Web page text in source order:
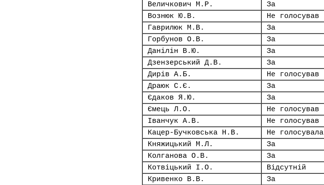
Величкович М.Р.
За
Вознюк Ю.В.
Не голосував
Гаврилюк М.В.
За
Горбунов О.В.
За
Данілін В.Ю.
За
Дзензерський Д.В.
За
Дирів А.Б.
Не голосував
Драюк С.Є.
За
Єдаков Я.Ю.
За
Ємець Л.О.
Не голосував
Іванчук А.В.
Не голосував
Кацер-Бучковська Н.В.
Не голосувала
Княжицький М.Л.
За
Колганова О.В.
За
Котвіцький І.О.
Відсутній
Кривенко В.В.
За